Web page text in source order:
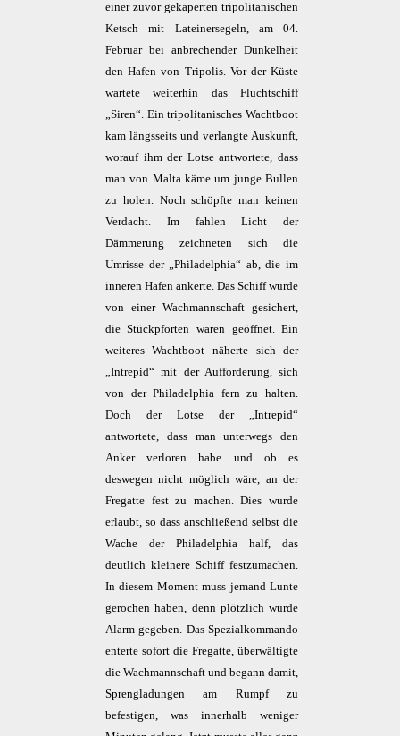
einer zuvor gekaperten tripolitanischen
Ketsch mit Lateinersegeln, am 04.
Februar bei anbrechender Dunkelheit
den Hafen von Tripolis. Vor der Küste
wartete weiterhin das Fluchtschiff
„Siren“. Ein tripolitanisches Wachtboot
kam längsseits und verlangte Auskunft,
worauf ihm der Lotse antwortete, dass
man von Malta käme um junge Bullen
zu holen. Noch schöpfte man keinen
Verdacht. Im fahlen Licht der
Dämmerung zeichneten sich die
Umrisse der „Philadelphia“ ab, die im
inneren Hafen ankerte. Das Schiff wurde
von einer Wachmannschaft gesichert,
die Stückpforten waren geöffnet. Ein
weiteres Wachtboot näherte sich der
„Intrepid“ mit der Aufforderung, sich
von der Philadelphia fern zu halten.
Doch der Lotse der „Intrepid“
antwortete, dass man unterwegs den
Anker verloren habe und ob es
deswegen nicht möglich wäre, an der
Fregatte fest zu machen. Dies wurde
erlaubt, so dass anschließend selbst die
Wache der Philadelphia half, das
deutlich kleinere Schiff festzumachen.
In diesem Moment muss jemand Lunte
gerochen haben, denn plötzlich wurde
Alarm gegeben. Das Spezialkommando
enterte sofort die Fregatte, überwältigte
die Wachmannschaft und begann damit,
Sprengladungen am Rumpf zu
befestigen, was innerhalb weniger